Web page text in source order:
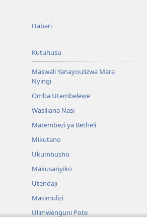
Habari
Kutuhusu
Maswali Yanayoulizwa Mara
Nyingi
Omba Utembelewe
Wasiliana Nasi
Matembezi ya Betheli
Mikutano
Ukumbusho
Makusanyiko
Utendaji
Masimulizi
Ulimwenguni Pote